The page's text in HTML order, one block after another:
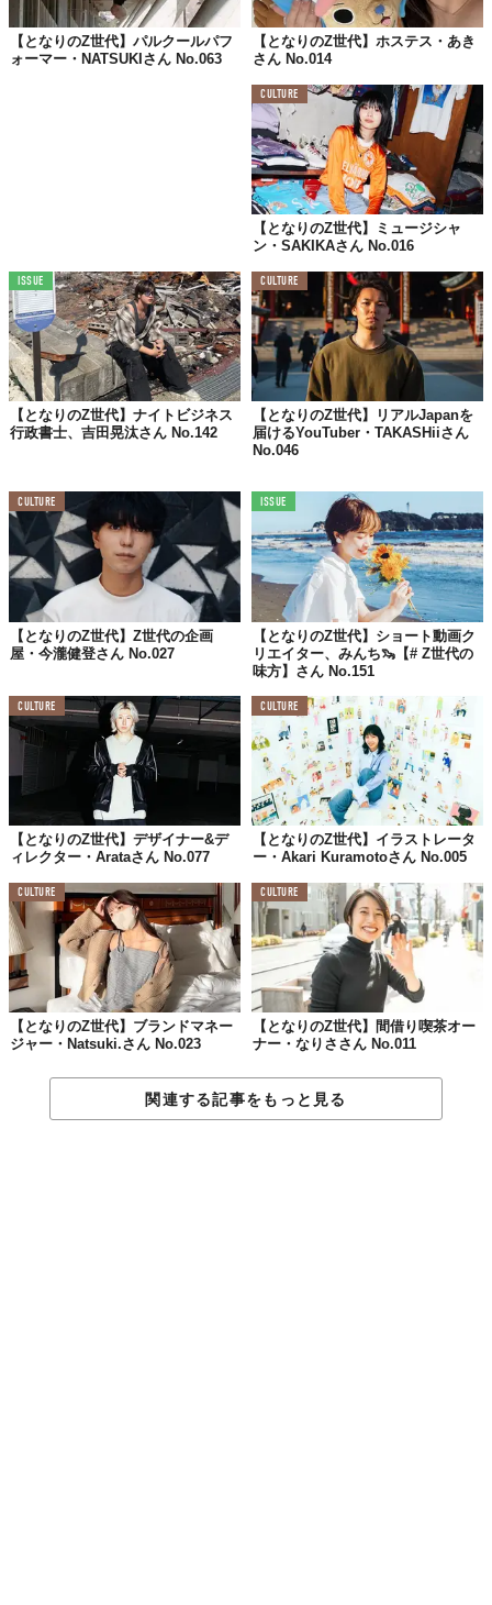
レコードなど
身の回りの整理整頓
子どものときの夢は？
画家
影響を受けた人は？
音楽方面では
幻の名盤解放同盟
常盤響さんなど多数。
デザイン方面では
中学生の頃から通う
レコード屋の店主。
「温故知新」
Z世代って言われること、どう思う？
嫌ではないですが、
多少の違和感はあります。
社会のルールを1つ変えられるなら何する？
気分屋な人間に対して
社会の目を厳しくする
（自分への戒めも含め）
2025年、どうなっていたい？
ラジオのレギュラー番組や
雑誌などのコラムの仕事
を持っていたい。
とみじい（he/him）
【となりのZ世代】パルクールパフ
ォーマー・NATSUKIさん No.063
【となりのZ世代】ホステス・あき
さん No.014
CULTURE
【となりのZ世代】ミュージシャ
ン・SAKIKAさん No.016
ISSUE
【となりのZ世代】ナイトビジネス
行政書士、吉田晃汰さん No.142
CULTURE
【となりのZ世代】リアルJapanを
届けるYouTuber・TAKASHiiさん
No.046
CULTURE
【となりのZ世代】Z世代の企画
屋・今瀧健登さん No.027
ISSUE
【となりのZ世代】ショート動画ク
リエイター、みんち🦦【# Z世代の
味方】さん No.151
CULTURE
【となりのZ世代】デザイナー&デ
ィレクター・Arataさん No.077
CULTURE
【となりのZ世代】イラストレータ
ー・Akari Kuramotoさん No.005
CULTURE
【となりのZ世代】ブランドマネー
ジャー・Natsuki.さん No.023
CULTURE
【となりのZ世代】間借り喫茶オー
ナー・なりささん No.011
関連する記事をもっと見る